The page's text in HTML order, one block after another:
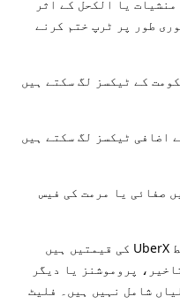
یا الکحل کے اثر
طور پر ٹرپ ختم کرنے
کے ٹیکسز لگ سکتے ہیں
اضافی ٹیکسز لگ سکتے ہیں
صفائی یا مرمت کی فیس
*نمونہ سواری کی قیمتیں صرف اوسط UberX کی قیمتیں ہیں
پروموشنز یا دیگر
شامل نہیں ہیں۔ فلیٹ